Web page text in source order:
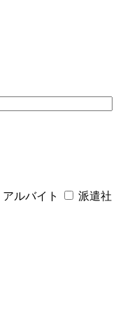
アルバイト
派遣社